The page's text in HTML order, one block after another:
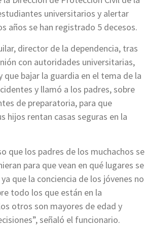
universitarios y alertar
años se han registrado 5 decesos.
director de la dependencia, tras
con autoridades universitarias,
que bajar la guardia en el tema de la
y llamó a los padres, sobre
de preparatoria, para que
hijos rentan casas seguras en la
que los padres de los muchachos se
para que vean en qué lugares se
que la conciencia de los jóvenes no
todo los que están en la
otros son mayores de edad y
señaló el funcionario.